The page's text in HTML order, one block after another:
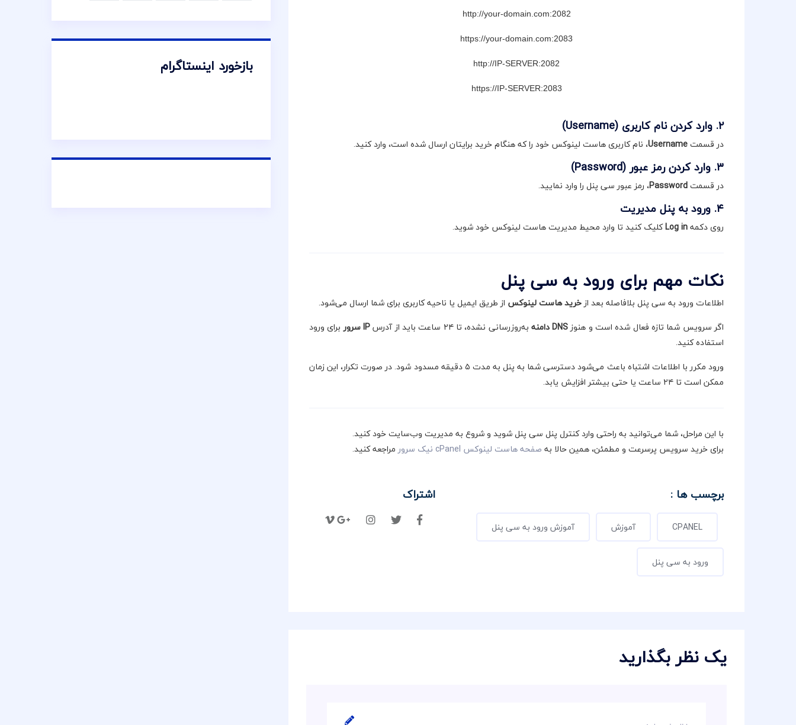
http://your-domain.com:2082
https://your-domain.com:2083
http://IP-SERVER:2082
https://IP-SERVER:2083
۲. وارد کردن نام کاربری (Username)
در قسمتUsername، نام کاربری هاست لینوکس خود را که هنگام خرید برایتان ارسال شده است، وارد کنید.
۳. وارد کردن رمز عبور (Password)
در قسمتPassword، رمز عبور سی پنل را وارد نمایید.
۴. ورود به پنل مدیریت
روی دکمهLog inکلیک کنید تا وارد محیط مدیریت هاست لینوکس خود شوید.
نکات مهم برای ورود به سی پنل
اطلاعات ورود به سی پنل بلافاصله بعد ازخرید هاست لینوکس از طریق ایمیل یا ناحیه کاربری برای شما ارسال می‌شود.
اگر سرویس شما تازه فعال شده است و هنوزDNS دامنه به‌روزرسانی نشده، تا ۲۴ ساعت باید از آدرس IP سرور
برای ورود
استفاده کنید.
ورود مکرر با اطلاعات اشتباه باعث می‌شود دسترسی شما به پنل به مدت ۵ دقیقه مسدود شود. در صورت تکرار، این زمان
ممکن است تا ۲۴ ساعت یا حتی بیشتر افزایش یابد.
با این مراحل، شما می‌توانید به راحتی وارد کنترل پنل سی پنل شوید و شروع به مدیریت وب‌سایت خود کنید.
برای خرید سرویس پرسرعت و مطمئن، همین حالا به صفحه هاست لینوکس cPanel نیک سرور مراجعه کنید.
برچسب ها :
CPANEL آموزش آموزش ورود به سی پنل
ورود به سی پنل
اشتراک
یک نظر بگذارید
بازخورد اینستاگرام